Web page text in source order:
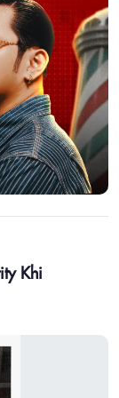
Khi